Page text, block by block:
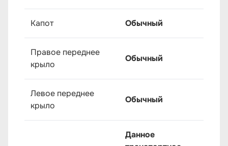
Капот Обычный
Правое переднее
крыло
Обычный
Левое переднее
крыло
Обычный
Данное